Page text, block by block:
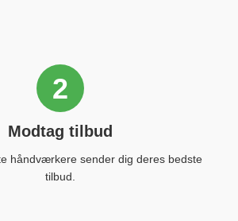
2
Modtag tilbud
håndværkere sender dig deres bedste
tilbud.